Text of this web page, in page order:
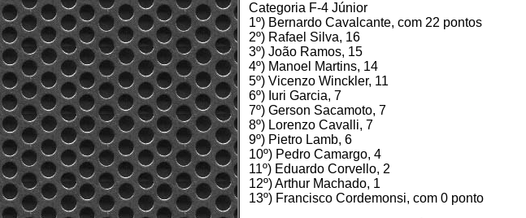
Categoria F-4 Júnior
1º) Bernardo Cavalcante, com 22 pontos
2º) Rafael Silva, 16
3º) João Ramos, 15
4º) Manoel Martins, 14
5º) Vicenzo Winckler, 11
6º) Iuri Garcia, 7
7º) Gerson Sacamoto, 7
8º) Lorenzo Cavalli, 7
9º) Pietro Lamb, 6
10º) Pedro Camargo, 4
11º) Eduardo Corvello, 2
12º) Arthur Machado, 1
13º) Francisco Cordemonsi, com 0 ponto